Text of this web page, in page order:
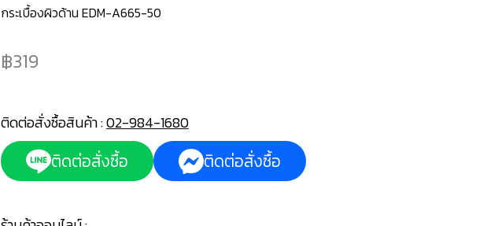
กระเบื้องผิวด้าน EDM-A665-50
319
ติดต่อสั่งซื้อสินค้า :02-984-1680
ติดต่อสั่งซื้อ ติดต่อสั่งซื้อ